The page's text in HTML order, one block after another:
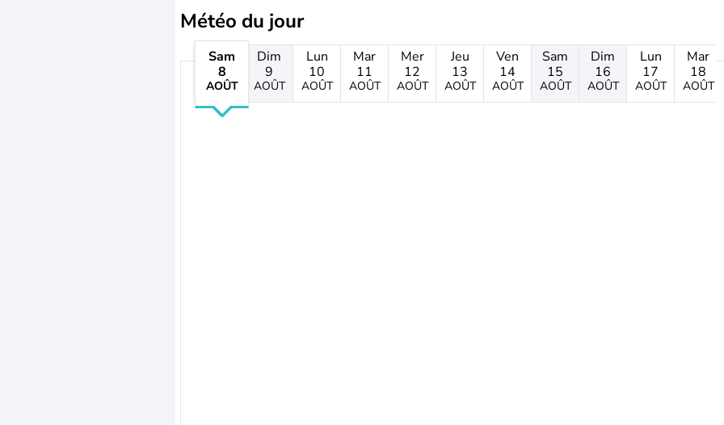
Météo du jour
Sam
8
AOÛT
Dim
9
AOÛT
Lun
10
AOÛT
Mar
11
AOÛT
Mer
12
AOÛT
Jeu
13
AOÛT
Ven
14
AOÛT
Sam
15
AOÛT
Dim
16
AOÛT
Lun
17
AOÛT
Mar
18
AOÛT